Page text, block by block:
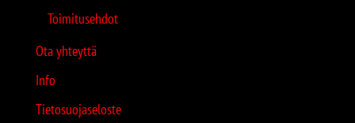
Toimitusehdot
Ota yhteyttä
Info
Tietosuojaseloste